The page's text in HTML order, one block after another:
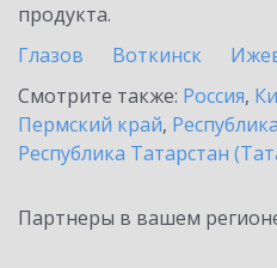
продукта.
Глазов
Воткинск
Смотрите также: Россия,
Пермский край,
Республика Татарстан
Партнеры в вашем